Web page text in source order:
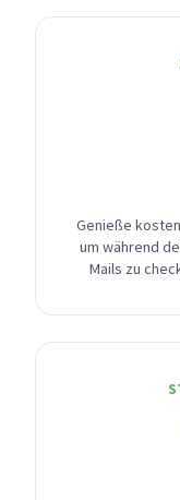
Genieße
um während
Mails zu